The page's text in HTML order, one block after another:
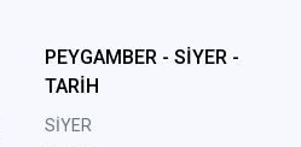
PEYGAMBER - SİYER -
TARİH
SİYER